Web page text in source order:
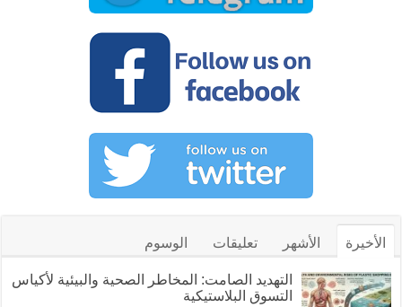
الأخيرة الأشهر تعليقات الوسوم
التهديد الصامت: المخاطر الصحية والبيئية لأكياس
التسوق البلاستيكية